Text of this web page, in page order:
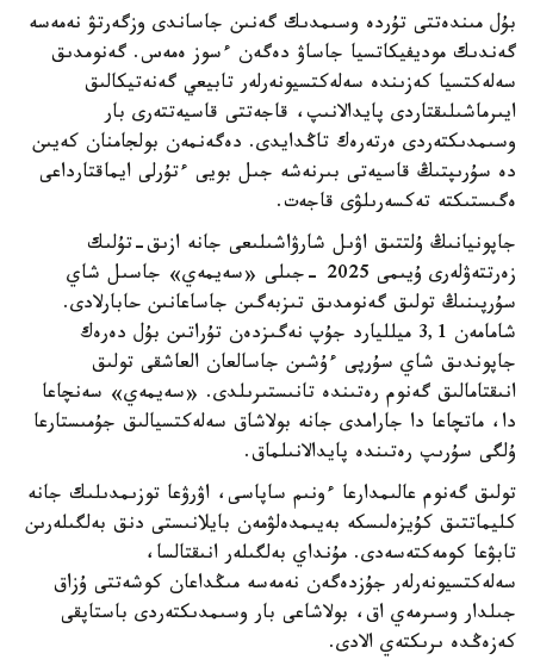
بۇل مىندەتتى تۇردە وسىمدىك گەنىن جاساندى وزگەرتۋ نەمەسە
گەندىك موديفيكاتسيا جاساۋ دەگەن ءسوز ەمەس. گەنومدىق
سەلەكتسيا كەزىندە سەلەكتسيونەرلەر تابيعي گەنەتيكالىق
ايىرماشىلىقتاردى پايدالانىپ، قاجەتتى قاسيەتتەرى بار
وسىمدىكتەردى ەرتەرەك تاڭدايدى. دەگەنمەن بولجامنان كەيىن
دە سۇرىپتىڭ قاسيەتى بىرنەشە جىل بويى ءتۇرلى ايماقتارداعى
ەگىستىكتە تەكسەرىلۋى قاجەت.
جاپونيانىڭ ۇلتتىق اۋىل شارۋاشىلىعى جانە ازىق-تۇلىك
زەرتتەۋلەرى ۇيىمى 2025 -جىلى «سەيمەي» جاسىل شاي
سۇرپىنىڭ تولىق گەنومدىق تىزبەگىن جاساعانىن حابارلادى.
شامامەن 3,1 ميلليارد جۇپ نەگىزدەن تۇراتىن بۇل دەرەك
جاپوندىق شاي سۇرپى ءۇشىن جاسالعان العاشقى تولىق
انىقتامالىق گەنوم رەتىندە تانىستىرىلدى. «سەيمەي» سەنچاعا
دا، ماتچاعا دا جارامدى جانە بولاشاق سەلەكتسيالىق جۇمىستارعا
ۇلگى سۇرىپ رەتىندە پايدالانىلماق.
تولىق گەنوم عالىمدارعا ءونىم ساپاسى، اۋرۋعا توزىمدىلىك جانە
كليماتتىق كۇيزەلىسكە بەيىمدەلۋمەن بايلانىستى دنق بەلگىلەرىن
تابۋعا كومەكتەسەدى. مۇنداي بەلگىلەر انىقتالسا،
سەلەكتسيونەرلەر جۇزدەگەن نەمەسە مىڭداعان كوشەتتى ۇزاق
جىلدار وسىرمەي اق، بولاشاعى بار وسىمدىكتەردى باستاپقى
كەزەڭدە ىرىكتەي الادى.